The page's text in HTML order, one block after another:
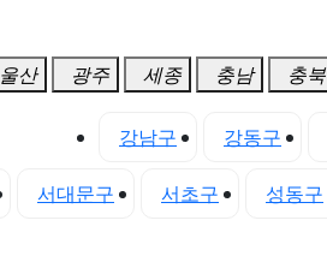
울산 광주 세종 충남 충북
강남구 강동구
서대문구 서초구 성동구